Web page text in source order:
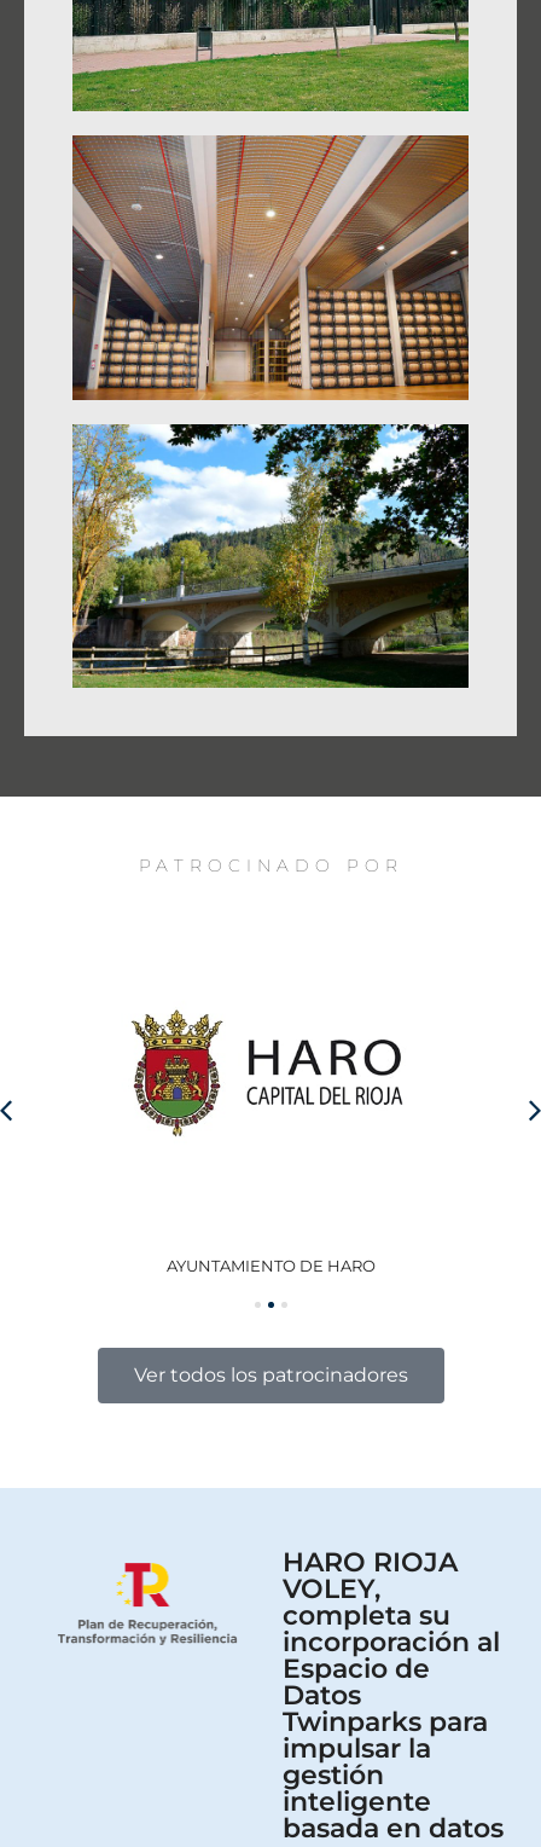
PATROCINADO POR
AYUNTAMIENTO DE HARO
Ver todos los patrocinadores
HARO RIOJA
VOLEY,
completa su
incorporación al
Espacio de
Datos
Twinparks para
impulsar la
gestión
inteligente
basada en datos